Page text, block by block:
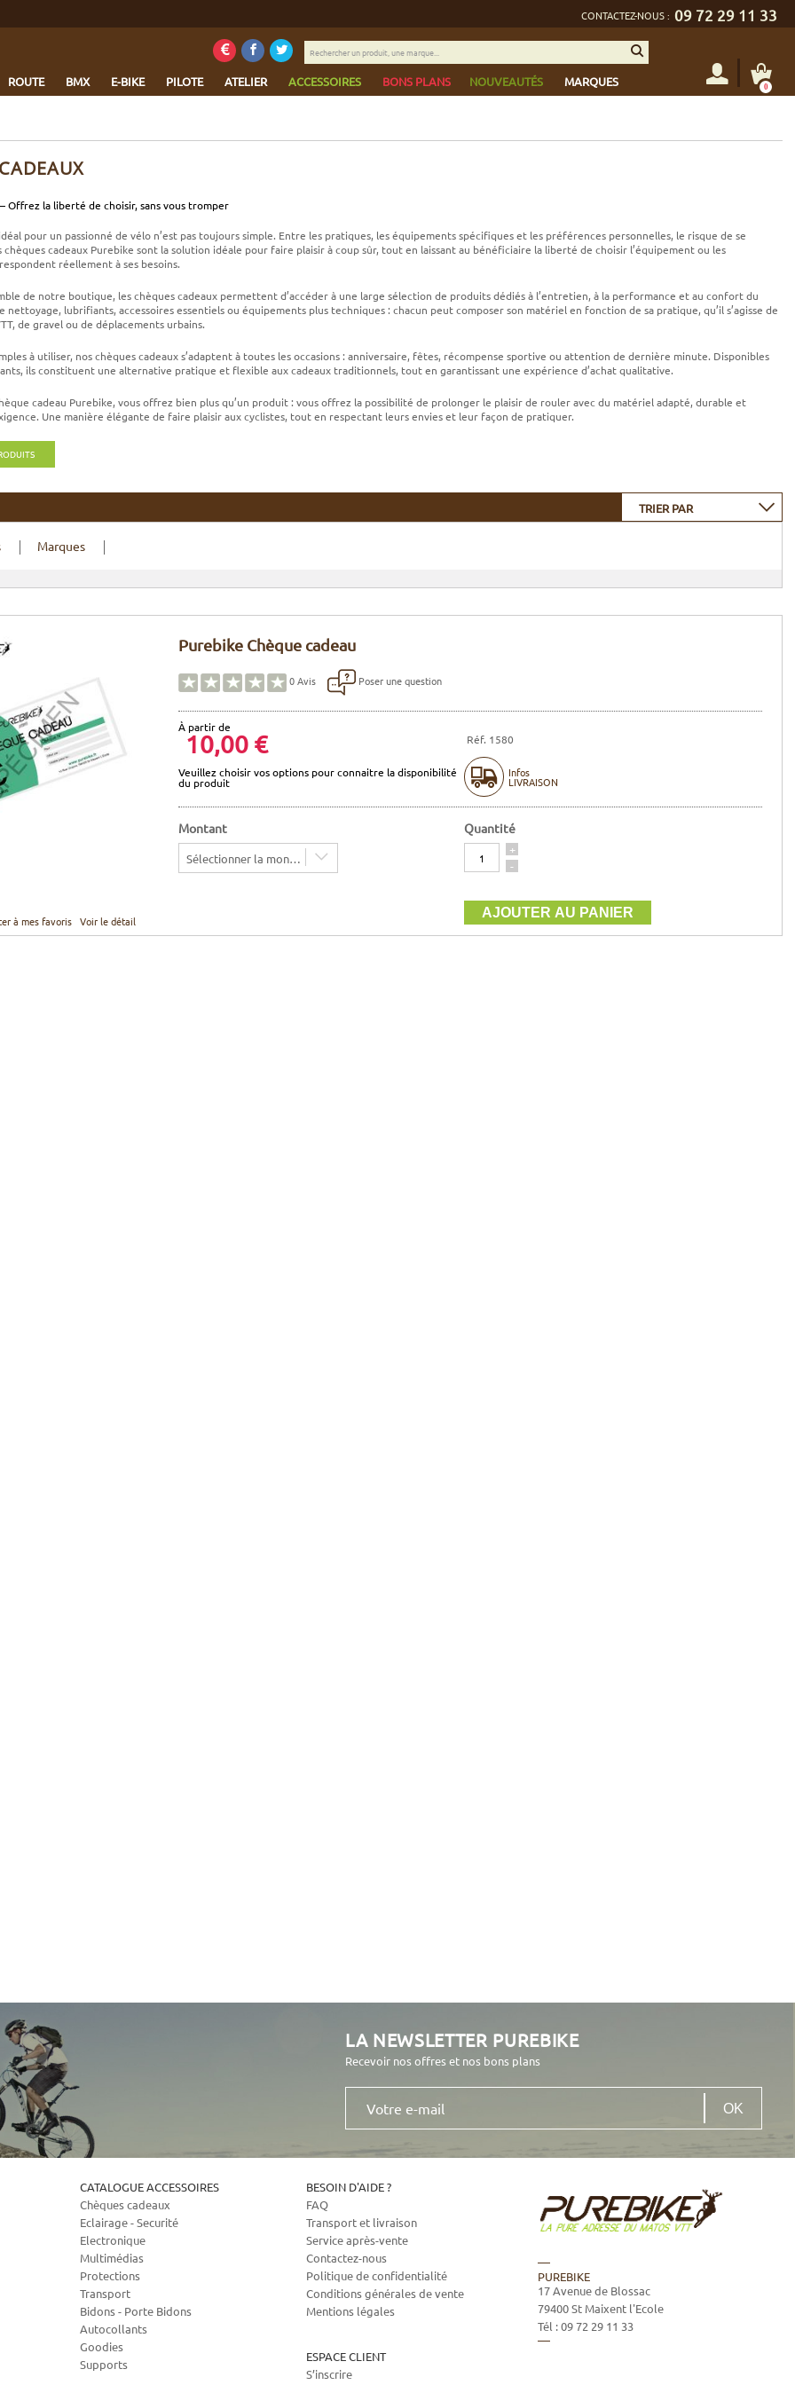
CONTACTEZ-NOUS : 09 72 29 11 33
ROUTE BMX E-BIKE PILOTE ATELIER ACCESSOIRES BONS PLANS NOUVEAUTÉS MARQUES
Rechercher
un
une
marque...
0
Offrez la liberté de choisir, sans vous tromper
pour un passionné de vélo n’est pas toujours simple. Entre les pratiques, les équipements spécifiques et les préférences personnelles, le risque de se
cadeaux Purebike sont la solution idéale pour faire plaisir à coup sûr, tout en laissant au bénéficiaire la liberté de choisir l’équipement ou les
réellement à ses besoins.
de notre boutique, les chèques cadeaux permettent d’accéder à une large sélection de produits dédiés à l’entretien, à la performance et au confort du
nettoyage, lubrifiants, accessoires essentiels ou équipements plus techniques : chacun peut composer son matériel en fonction de sa pratique, qu’il s’agisse de
de gravel ou de déplacements urbains.
à utiliser, nos chèques cadeaux s’adaptent à toutes les occasions : anniversaire, fêtes, récompense sportive ou attention de dernière minute. Disponibles
ils constituent une alternative pratique et flexible aux cadeaux traditionnels, tout en garantissant une expérience d’achat qualitative.
cadeau Purebike, vous offrez bien plus qu’un produit : vous offrez la possibilité de prolonger le plaisir de rouler avec du matériel adapté, durable et
Une manière élégante de faire plaisir aux cyclistes, tout en respectant leurs envies et leur façon de pratiquer.
TRIER PAR
Marques
Purebike Chèque cadeau
0Avis Poser une question
à mes favoris Voir le détail
À partir de
10,00 € Réf. 1580
Veuillez choisir vos options pour connaitre la disponibilité
du produit
Infos
LIVRAISON
Montant
Sélectionner la montant
Quantité
Quantité
+
-
LA NEWSLETTER PUREBIKE
Recevoir nos offres et nos bons plans
Votre
mail
CATALOGUE ACCESSOIRES
Chèques cadeaux
Eclairage - Securité
Electronique
Multimédias
Protections
Transport
Bidons - Porte Bidons
Autocollants
Goodies
Supports
BESOIN D'AIDE ?
FAQ
Transport et livraison
Service après-vente
Contactez-nous
Politique de confidentialité
Conditions générales de vente
Mentions légales
ESPACE CLIENT
S’inscrire
PUREBIKE
17 Avenue de Blossac
79400St Maixent l'Ecole
Tél :09 72 29 11 33